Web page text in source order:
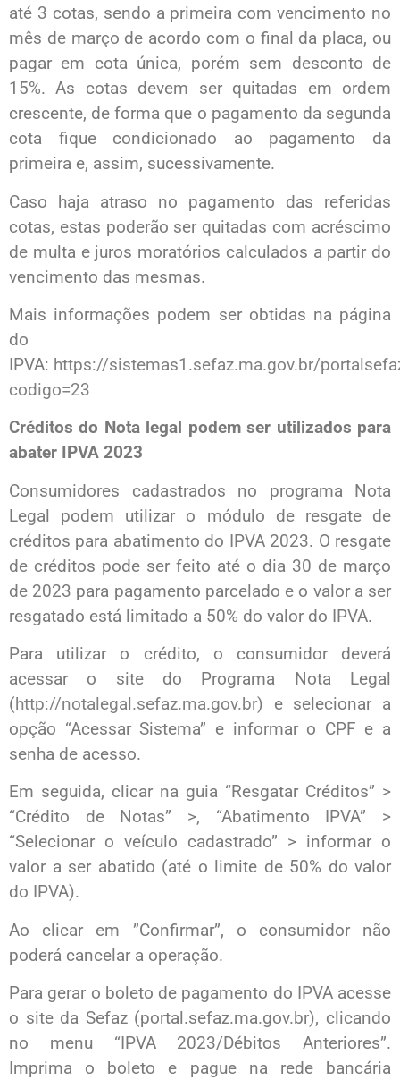
até 3 cotas, sendo a primeira com vencimento no
mês de março de acordo com o final da placa, ou
pagar em cota única, porém sem desconto de
15%. As cotas devem ser quitadas em ordem
crescente, de forma que o pagamento da segunda
cota fique condicionado ao pagamento da
primeira e, assim, sucessivamente.
Caso haja atraso no pagamento das referidas
cotas, estas poderão ser quitadas com acréscimo
de multa e juros moratórios calculados a partir do
vencimento das mesmas.
Mais informações podem ser obtidas na página
do
IPVA: https://sistemas1.sefaz.ma.gov.br/
codigo=23
Créditos do Nota legal podem ser utilizados para
abater IPVA 2023
Consumidores cadastrados no programa Nota
Legal podem utilizar o módulo de resgate de
créditos para abatimento do IPVA 2023. O resgate
de créditos pode ser feito até o dia 30 de março
de 2023 para pagamento parcelado e o valor a ser
resgatado está limitado a 50% do valor do IPVA.
Para utilizar o crédito, o consumidor deverá
acessar o site do Programa Nota Legal
(http://notalegal.sefaz.ma.gov.br) e selecionar a
opção “Acessar Sistema” e informar o CPF e a
senha de acesso.
Em seguida, clicar na guia “Resgatar Créditos” >
“Crédito de Notas” >, “Abatimento IPVA” >
“Selecionar o veículo cadastrado” > informar o
valor a ser abatido (até o limite de 50% do valor
do IPVA).
Ao clicar em ”Confirmar”, o consumidor não
poderá cancelar a operação.
Para gerar o boleto de pagamento do IPVA acesse
o site da Sefaz (portal.sefaz.ma.gov.br), clicando
no menu “IPVA 2023/Débitos Anteriores”.
Imprima o boleto e pague na rede bancária